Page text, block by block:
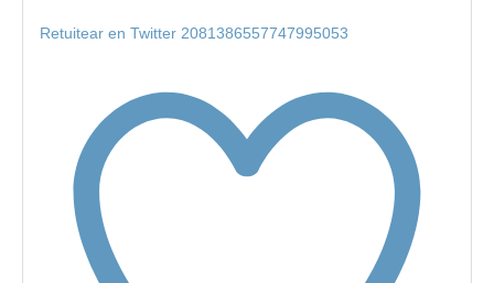
Retuitear en Twitter 2081386557747995053